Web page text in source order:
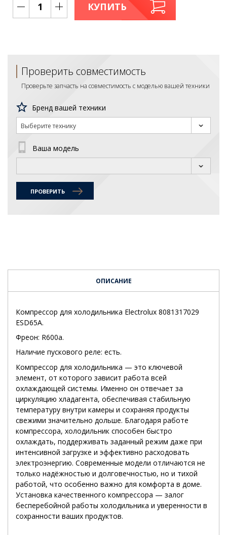
КУПИТЬ
Проверить совместимость
Проверьте запчасть на совместимость с моделью вашей техники
Бренд вашей техники
Выберите технику
Ваша модель
ПРОВЕРИТЬ
ОПИСАНИЕ
Компрессор для холодильника Electrolux 8081317029
ESD65A.
Фреон: R600a.
Наличие пускового реле: есть.
Компрессор для холодильника — это ключевой
элемент, от которого зависит работа всей
охлаждающей системы. Именно он отвечает за
циркуляцию хладагента, обеспечивая стабильную
температуру внутри камеры и сохраняя продукты
свежими значительно дольше. Благодаря работе
компрессора, холодильник способен быстро
охлаждать, поддерживать заданный режим даже при
интенсивной загрузке и эффективно расходовать
электроэнергию. Современные модели отличаются не
только надёжностью и долговечностью, но и тихой
работой, что особенно важно для комфорта в доме.
Установка качественного компрессора — залог
бесперебойной работы холодильника и уверенности в
сохранности ваших продуктов.